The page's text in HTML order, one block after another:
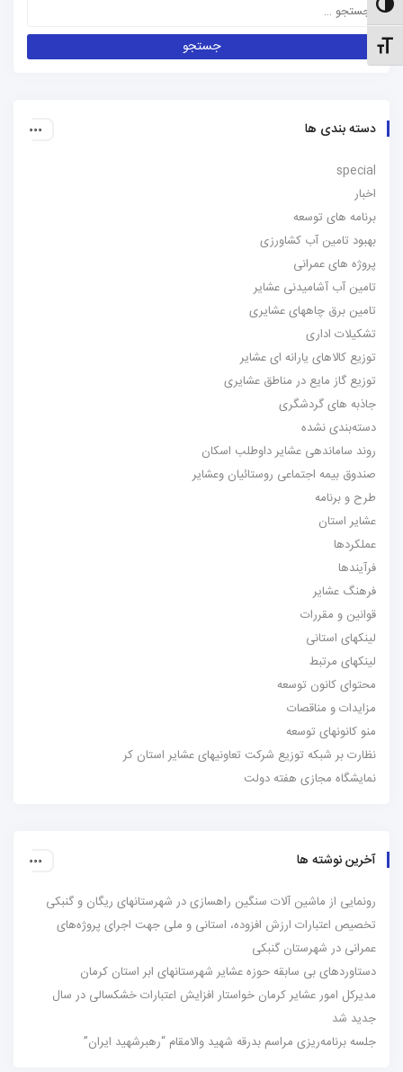
حالت کنتراست بالا
تنظیم اندازهٔ فونت
دسته بندی ها
special
اخبار
برنامه های توسعه
بهبود تامین آب کشاورزی
پروژه های عمرانی
تامین آب آشامیدنی عشایر
تامین برق چاههای عشایری
تشکیلات اداری
توزیع کالاهای یارانه ای عشایر
توزیع گاز مایع در مناطق عشایری
جاذبه های گردشگری
دسته‌بندی نشده
روند ساماندهی عشایر داوطلب اسکان
صندوق بیمه اجتماعی روستائیان وعشایر
طرح و برنامه
عشایر استان
عملکردها
فرآیندها
فرهنگ عشایر
قوانین و مقررات
لینکهای استانی
لینکهای مرتبط
محتوای کانون توسعه
مزایدات و مناقصات
منو کانونهای توسعه
نظارت بر شبکه توزیع شرکت تعاونیهای عشایر استان کر
نمایشگاه مجازی هفته دولت
آخرین نوشته ها
رونمایی از ماشین آلات سنگین راهسازی در شهرستانهای ریگان و گنبکی
تخصیص اعتبارات ارزش افزوده، استانی و ملی جهت اجرای پروژه‌های
عمرانی در شهرستان گنبکی
دستاوردهای بی سابقه حوزه عشایر شهرستانهای ابر استان کرمان
مدیرکل امور عشایر کرمان خواستار افزایش اعتبارات خشکسالی در سال
جدید شد
جلسه برنامه‌ریزی مراسم بدرقه شهید والامقام “رهبرشهید ایران”